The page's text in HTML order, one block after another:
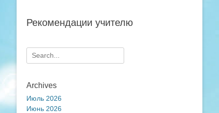
Рекомендации учителю
Search
for:
Archives
Июль 2026
Июнь 2026